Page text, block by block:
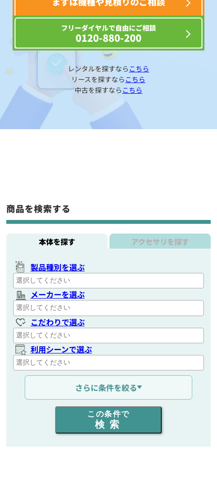
フリーダイヤルで自由にご相談
0120-880-200
レンタルを探すなら こちら
リースを探すなら こちら
中古を探すなら こちら
商品を検索する
本体を探す アクセサリを探す
製品種別を選ぶ
メーカーを選ぶ
こだわりで選ぶ
利用シーンで選ぶ
通信距離を選ぶ
出力を選ぶ
同時通話人数を選ぶ
さらに条件を絞る
この条件で
検索